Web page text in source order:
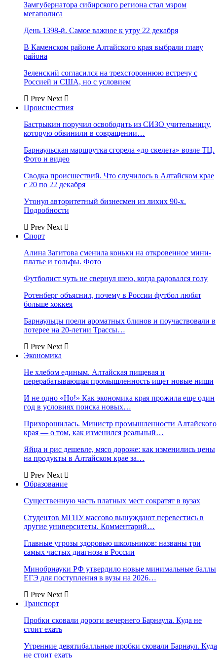
Замгубернатора сибирского региона стал мэром
мегаполиса
День 1398-й. Самое важное к утру 22 декабря
В Каменском районе Алтайского края выбрали главу
района
Зеленский согласился на трехстороннюю встречу с
Россией и США, но с условием
Prev Next
Происшествия
Бастрыкин поручил освободить из СИЗО учительницу,
которую обвинили в совращении…
Барнаульская маршрутка сгорела «до скелета» возле ТЦ.
Фото и видео
Сводка происшествий. Что случилось в Алтайском крае
с 20 по 22 декабря
Утонул авторитетный бизнесмен из лихих 90-х.
Подробности
Prev Next
Спорт
Алина Загитова сменила коньки на откровенное мини-
платье и гольфы. Фото
Футболист чуть не свернул шею, когда радовался голу
Ротенберг объяснил, почему в России футбол любят
больше хоккея
Барнаульцы поели ароматных блинов и поучаствовали в
лотерее на 20-летии Трассы…
Prev Next
Экономика
Не хлебом единым. Алтайская пищевая и
перерабатывающая промышленность ищет новые ниши
И не одно «Но!» Как экономика края прожила еще один
год в условиях поиска новых…
Прихорошилась. Министр промышленности Алтайского
края — о том, как изменился реальный…
Яйца и рис дешевле, мясо дороже: как изменились цены
на продукты в Алтайском крае за…
Prev Next
Образование
Существенную часть платных мест сократят в вузах
Студентов МГПУ массово вынуждают перевестись в
другие университеты. Комментарий…
Главные угрозы здоровью школьников: названы три
самых частых диагноза в России
Минобрнауки РФ утвердило новые минимальные баллы
ЕГЭ для поступления в вузы на 2026…
Prev Next
Транспорт
Пробки сковали дороги вечернего Барнаула. Куда не
стоит ехать
Утренние девятибалльные пробки сковали Барнаул. Куда
не стоит ехать